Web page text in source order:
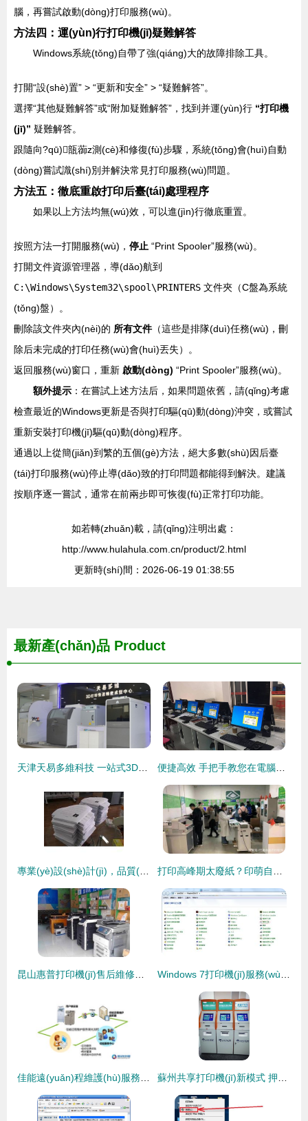
腦，再嘗試啟動(dòng)打印服務(wù)。
方法四：運(yùn)行打印機(jī)疑難解答
Windows系統(tǒng)自帶了強(qiáng)大的故障排除工具。
打開“設(shè)置” > “更新和安全” > “疑難解答”。
選擇“其他疑難解答”或“附加疑難解答”，找到并運(yùn)行 “打印機
(jī)” 疑難解答。
跟隨向?qū)瓿蓹z測(cè)和修復(fù)步驟，系統(tǒng)會(huì)自動
(dòng)嘗試識(shí)別并解決常見打印服務(wù)問題。
方法五：徹底重啟打印后臺(tái)處理程序
如果以上方法均無(wú)效，可以進(jìn)行徹底重置。
按照方法一打開服務(wù)， 停止 “Print Spooler”服務(wù)。
打開文件資源管理器，導(dǎo)航到
C:\Windows\System32\spool\PRINTERS 文件夾（C盤為系統
(tǒng)盤）。
刪除該文件夾內(nèi)的 所有文件（這些是排隊(duì)任務(wù)，刪
除后未完成的打印任務(wù)會(huì)丟失）。
返回服務(wù)窗口，重新 啟動(dòng) “Print Spooler”服務(wù)。
額外提示 ：在嘗試上述方法后，如果問題依舊，請(qǐng)考慮
檢查最近的Windows更新是否與打印驅(qū)動(dòng)沖突，或嘗試
重新安裝打印機(jī)驅(qū)動(dòng)程序。
通過以上從簡(jiǎn)到繁的五個(gè)方法，絕大多數(shù)因后臺
(tái)打印服務(wù)停止導(dǎo)致的打印問題都能得到解決。建議
按順序逐一嘗試，通常在前兩步即可恢復(fù)正常打印功能。
如若轉(zhuǎn)載，請(qǐng)注明出處：
http://www.hulahula.com.cn/product/2.html
更新時(shí)間：2026-06-19 01:38:55
最新產(chǎn)品 Product